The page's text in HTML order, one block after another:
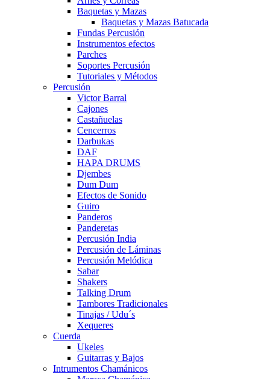
Baquetas y Mazas
Baquetas y Mazas Batucada
Fundas Percusión
Instrumentos efectos
Parches
Soportes Percusión
Tutoriales y Métodos
Percusión
Victor Barral
Cajones
Castañuelas
Cencerros
Darbukas
DAF
HAPA DRUMS
Djembes
Dum Dum
Efectos de Sonido
Guiro
Panderos
Panderetas
Percusión India
Percusión de Láminas
Percusión Melódica
Sabar
Shakers
Talking Drum
Tambores Tradicionales
Tinajas / Udu´s
Xequeres
Cuerda
Ukeles
Guitarras y Bajos
Intrumentos Chamánicos